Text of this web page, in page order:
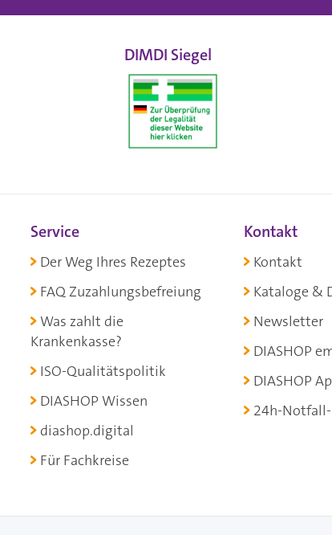
DIMDI Siegel
Service
Der Weg Ihres Rezeptes
FAQ Zuzahlungsbefreiung
Was zahlt die
Krankenkasse?
ISO-Qualitätspolitik
DIASHOP Wissen
diashop.digital
Für Fachkreise
Kontakt
Kontakt
Kataloge &
Newsletter
DIASHOP
DIASHOP
24h-